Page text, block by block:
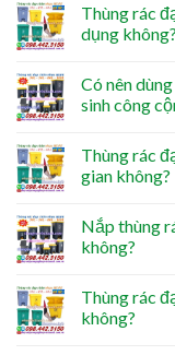
Thùng rác
dụng không?
Có nên
sinh công
Thùng rác
gian không?
Nắp thùng
không?
Thùng rác
không?